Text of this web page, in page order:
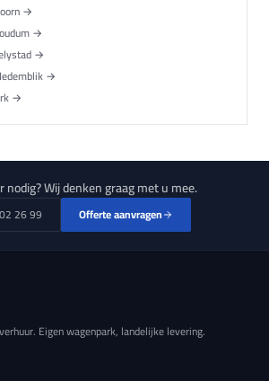
→
→
→
→
→
nodig? Wij denken graag met u mee.
26 99 Offerte aanvragen
Eigen wagenpark, landelijke levering.